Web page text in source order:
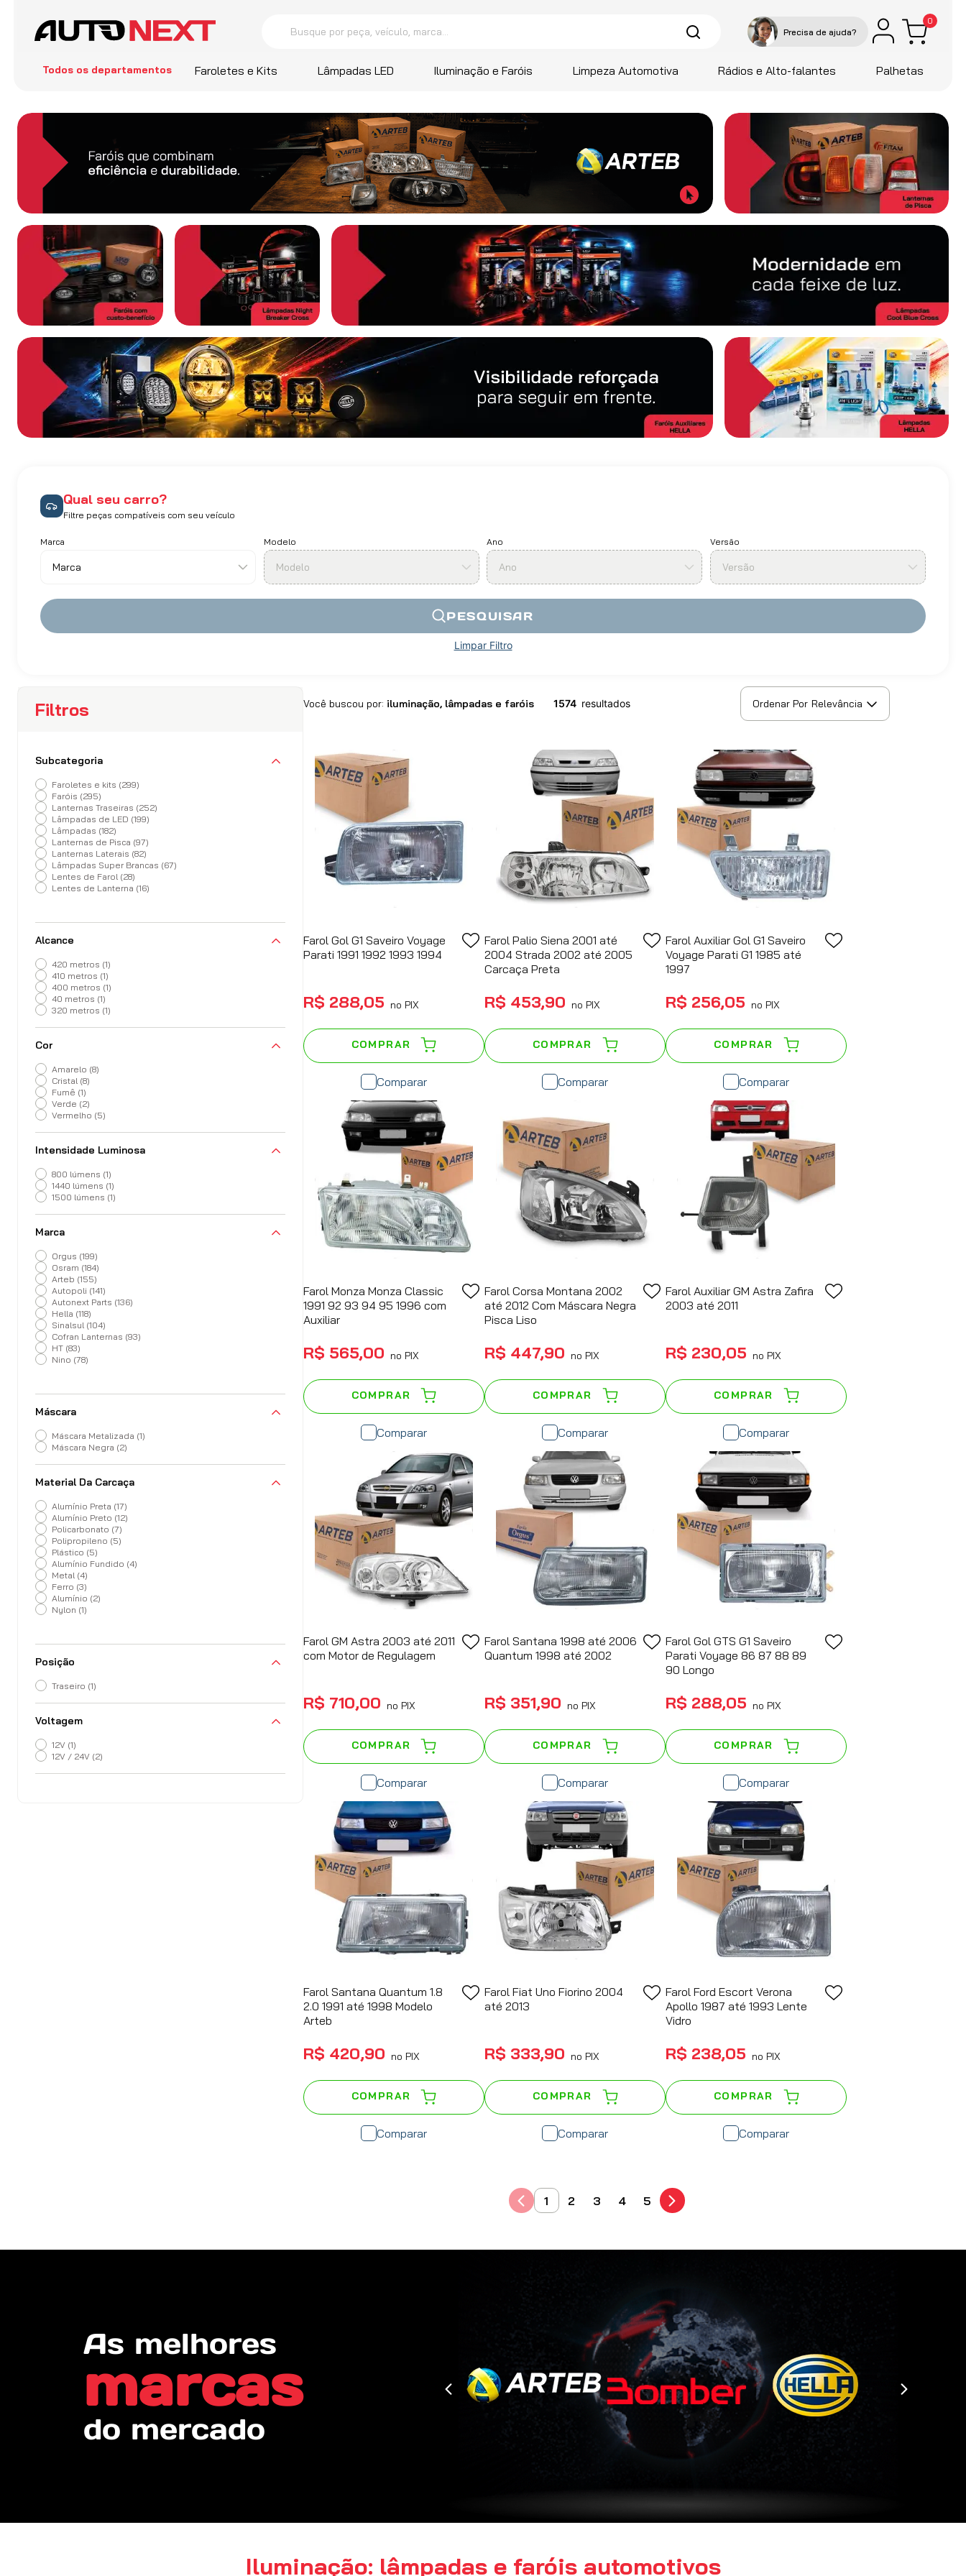
1
Corsa
Santana
4º Compressor
0
Todos os departamentos Faroletes e Kits Lâmpadas LED Iluminação e Faróis Limpeza Automotiva Rádios e Alto-falantes Palhetas
Qual seu carro?
Filtre peças compatíveis com seu veículo
Marca
Marca
Modelo
Modelo
Ano
Ano
Versão
Versão
PESQUISAR
Limpar Filtro
Filtros
Subcategoria
Faroletes e kits (299)
Faróis (295)
Lanternas Traseiras (252)
Lâmpadas de LED (199)
Lâmpadas (182)
Lanternas de Pisca (97)
Lanternas Laterais (82)
Lâmpadas Super Brancas (67)
Lentes de Farol (28)
Lentes de Lanterna (16)
Alcance
420 metros (1)
410 metros (1)
400 metros (1)
40 metros (1)
320 metros (1)
Cor
Amarelo (8)
Cristal (8)
Fumê (1)
Verde (2)
Vermelho (5)
Intensidade Luminosa
800 lúmens (1)
1440 lúmens (1)
1500 lúmens (1)
Marca
Orgus (199)
Osram (184)
Arteb (155)
Autopoli (141)
Autonext Parts (136)
Hella (118)
Sinalsul (104)
Cofran Lanternas (93)
HT (83)
Nino (78)
Máscara
Máscara Metalizada (1)
Máscara Negra (2)
Material Da Carcaça
Alumínio Preta (17)
Alumínio Preto (12)
Policarbonato (7)
Polipropileno (5)
Plástico (5)
Alumínio Fundido (4)
Metal (4)
Ferro (3)
Alumínio (2)
Nylon (1)
Posição
Traseiro (1)
Voltagem
12V (1)
12V / 24V (2)
iluminação, lâmpadas e faróis 1574 Ordenar Por Relevância
Farol Gol G1 Saveiro Voyage
Parati 1991 1992 1993 1994
R$ 288,05 no PIX
COMPRAR
Comparar
Farol Palio Siena 2001 até
2004 Strada 2002 até 2005
Carcaça Preta
R$ 453,90 no PIX
COMPRAR
Comparar
Farol Auxiliar Gol G1 Saveiro
Voyage Parati G1 1985 até
1997
R$ 256,05 no PIX
COMPRAR
Comparar
Farol Monza Monza Classic
1991 92 93 94 95 1996 com
Auxiliar
R$ 565,00 no PIX
COMPRAR
Comparar
Farol Corsa Montana 2002
até 2012 Com Máscara Negra
Pisca Liso
R$ 447,90 no PIX
COMPRAR
Comparar
Farol Auxiliar GM Astra Zafira
2003 até 2011
R$ 230,05 no PIX
COMPRAR
Comparar
Farol GM Astra 2003 até 2011
com Motor de Regulagem
R$ 710,00 no PIX
COMPRAR
Comparar
Farol Santana 1998 até 2006
Quantum 1998 até 2002
R$ 351,90 no PIX
COMPRAR
Comparar
Farol Gol GTS G1 Saveiro
Parati Voyage 86 87 88 89
90 Longo
R$ 288,05 no PIX
COMPRAR
Comparar
Farol Santana Quantum 1.8
2.0 1991 até 1998 Modelo
Arteb
R$ 420,90 no PIX
COMPRAR
Comparar
Farol Fiat Uno Fiorino 2004
até 2013
R$ 333,90 no PIX
COMPRAR
Comparar
Farol Ford Escort Verona
Apollo 1987 até 1993 Lente
Vidro
R$ 238,05 no PIX
COMPRAR
Comparar
1 2 3 4 5
As melhores
marcas
do mercado
Iluminação: lâmpadas e faróis automotivos